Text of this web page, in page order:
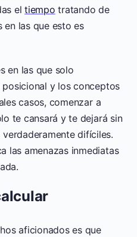
eltiempo tratando de
en las que esto es
en las que solo
y los conceptos
casos, comenzar a
te cansará y te dejará sin
difíciles.
las amenazas inmediatas
aficionados es que